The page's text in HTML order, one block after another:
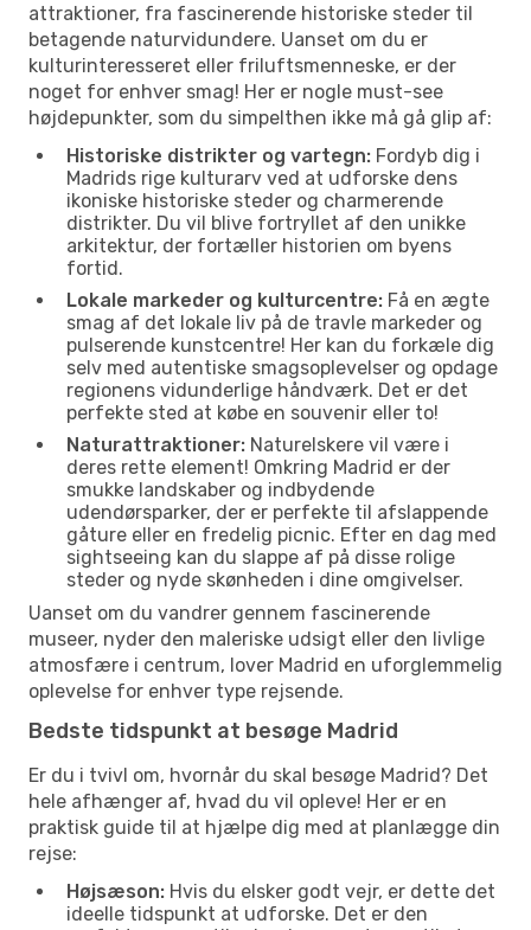
attraktioner, fra fascinerende historiske steder til
betagende naturvidundere. Uanset om du er
kulturinteresseret eller friluftsmenneske, er der
noget for enhver smag! Her er nogle must-see
højdepunkter, som du simpelthen ikke må gå glip af:
Historiske distrikter og vartegn: Fordyb dig i
Madrids rige kulturarv ved at udforske dens
ikoniske historiske steder og charmerende
distrikter. Du vil blive fortryllet af den unikke
arkitektur, der fortæller historien om byens
fortid.
Lokale markeder og kulturcentre: Få en ægte
smag af det lokale liv på de travle markeder og
pulserende kunstcentre! Her kan du forkæle dig
selv med autentiske smagsoplevelser og opdage
regionens vidunderlige håndværk. Det er det
perfekte sted at købe en souvenir eller to!
Naturattraktioner: Naturelskere vil være i
deres rette element! Omkring Madrid er der
smukke landskaber og indbydende
udendørsparker, der er perfekte til afslappende
gåture eller en fredelig picnic. Efter en dag med
sightseeing kan du slappe af på disse rolige
steder og nyde skønheden i dine omgivelser.
Uanset om du vandrer gennem fascinerende
museer, nyder den maleriske udsigt eller den livlige
atmosfære i centrum, lover Madrid en uforglemmelig
oplevelse for enhver type rejsende.
Bedste tidspunkt at besøge Madrid
Er du i tvivl om, hvornår du skal besøge Madrid? Det
hele afhænger af, hvad du vil opleve! Her er en
praktisk guide til at hjælpe dig med at planlægge din
rejse:
Højsæson: Hvis du elsker godt vejr, er dette det
ideelle tidspunkt at udforske. Det er den